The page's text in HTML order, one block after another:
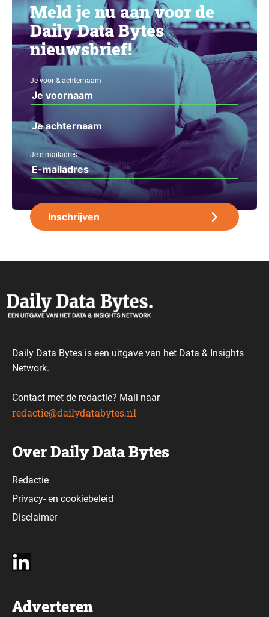
Meld je nu aan voor de
Daily Data Bytes
nieuwsbrief!
Je voor & achternaam
Je e-mailadres
Daily Data Bytes is een uitgave van het Data & Insights
Network.
Contact met de redactie? Mail naar
redactie@dailydatabytes.nl
Over Daily Data Bytes
Redactie
Privacy-en cookiebeleid
Disclaimer
Adverteren